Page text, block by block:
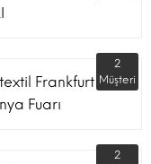
Frankfurt
Fuarı
2
Müşteri
2